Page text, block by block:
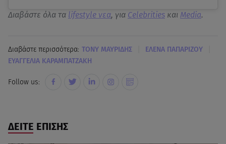
Διαβάστε όλα τα lifestyle νεα, για Celebrities και Media.
Διαβάστε περισσότερα: ΤΟΝΥ ΜΑΥΡΙΔΗΣ ΕΛΕΝΑ ΠΑΠΑΡΙΖΟΥ
ΕΥΑΓΓΕΛΙΑ ΚΑΡΑΜΠΑΤΖΑΚΗ
Follow us:
ΔΕΙΤΕ ΕΠΙΣΗΣ